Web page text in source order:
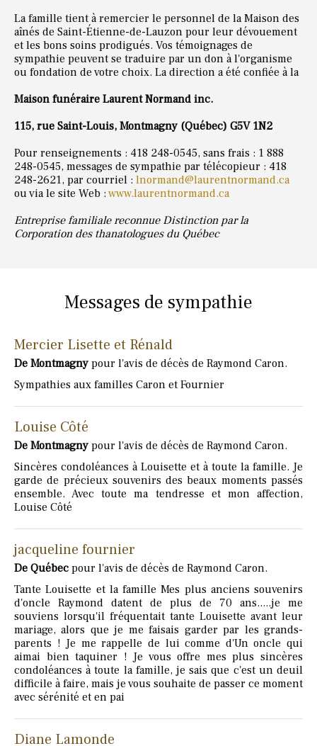
La famille tient à remercier le personnel de la Maison des
aînés de Saint-Étienne-de-Lauzon pour leur dévouement
et les bons soins prodigués. Vos témoignages de
sympathie peuvent se traduire par un don à l'organisme
ou fondation de votre choix. La direction a été confiée à la
Maison funéraire Laurent Normand inc.
115, rue Saint-Louis, Montmagny (Québec) G5V 1N2
Pour renseignements : 418 248-0545, sans frais : 1 888
248-0545, messages de sympathie par télécopieur : 418
248-2621, par courriel : lnormand@laurentnormand.ca
ou via le site Web : www.laurentnormand.ca
Entreprise familiale reconnue Distinction par la
Corporation des thanatologues du Québec
Messages de sympathie
Mercier Lisette et Rénald
De Montmagny pour l'avis de décès de Raymond Caron.
Sympathies aux familles Caron et Fournier
Louise Côté
De Montmagny pour l'avis de décès de Raymond Caron.
Sincères condoléances à Louisette et à toute la famille. Je
garde de précieux souvenirs des beaux moments passés
ensemble. Avec toute ma tendresse et mon affection,
Louise Côté
jacqueline fournier
De Québec pour l'avis de décès de Raymond Caron.
Tante Louisette et la famille Mes plus anciens souvenirs
d'oncle Raymond datent de plus de 70 ans.....je me
souviens lorsqu'il fréquentait tante Louisette avant leur
mariage, alors que je me faisais garder par les grands-
parents ! Je me rappelle de lui comme d'Un oncle qui
aimai bien taquiner ! Je vous offre mes plus sincères
condoléances à toute la famille, je sais que c'est un deuil
difficile à faire, mais je vous souhaite de passer ce moment
avec sérénité et en pai
Diane Lamonde